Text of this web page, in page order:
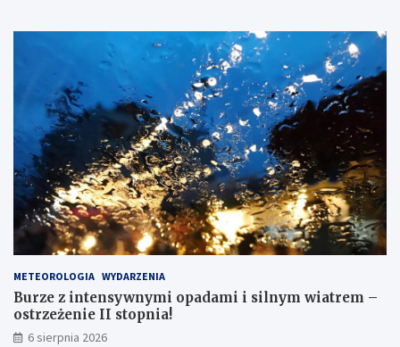
METEOROLOGIA WYDARZENIA
Burze z intensywnymi opadami i silnym wiatrem –
ostrzeżenie II stopnia!
6 sierpnia 2026